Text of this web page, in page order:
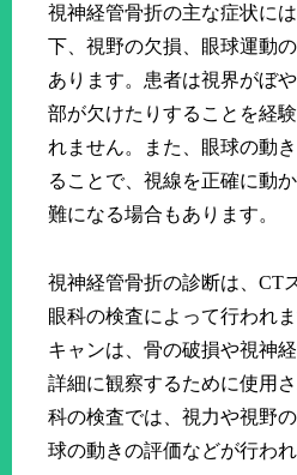
視神経管骨折の主な症状に
下、視野の欠損、眼球運動
あります。患者は視界がぼ
部が欠けたりすることを経
れません。また、眼球の動
ることで、視線を正確に動
難になる場合もあります。
視神経管骨折の診断は、CT
眼科の検査によって行われ
キャンは、骨の破損や視神
詳細に観察するために使用
科の検査では、視力や視野
球の動きの評価などが行われ